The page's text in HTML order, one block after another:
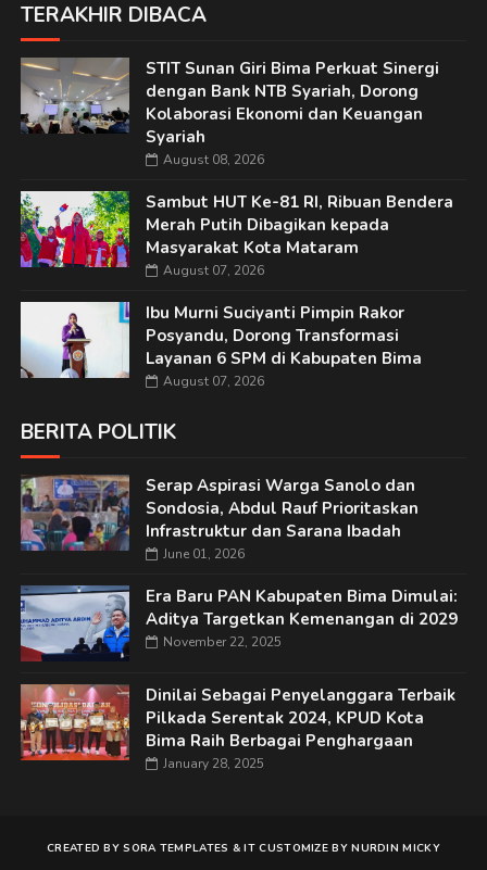
TERAKHIR DIBACA
STIT Sunan Giri Bima Perkuat Sinergi
dengan Bank NTB Syariah, Dorong
Kolaborasi Ekonomi dan Keuangan
Syariah
August 08, 2026
Sambut HUT Ke-81 RI, Ribuan Bendera
Merah Putih Dibagikan kepada
Masyarakat Kota Mataram
August 07, 2026
Ibu Murni Suciyanti Pimpin Rakor
Posyandu, Dorong Transformasi
Layanan 6 SPM di Kabupaten Bima
August 07, 2026
BERITA POLITIK
Serap Aspirasi Warga Sanolo dan
Sondosia, Abdul Rauf Prioritaskan
Infrastruktur dan Sarana Ibadah
June 01, 2026
Era Baru PAN Kabupaten Bima Dimulai:
Aditya Targetkan Kemenangan di 2029
November 22, 2025
Dinilai Sebagai Penyelanggara Terbaik
Pilkada Serentak 2024, KPUD Kota
Bima Raih Berbagai Penghargaan
January 28, 2025
CREATED BYSORA TEMPLATES &IT CUSTOMIZE BYNURDIN MICKY